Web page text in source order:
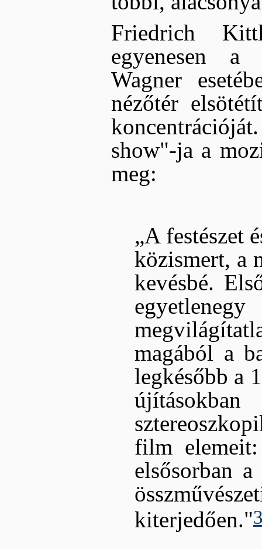
Friedrich
egyenesen a
Wagner
nézőtér
show"-ja a
meg:
„A festészet
közismert, a
kevésbé.
magából a
legkésőbb a
film elemeit:
elsősorban
kiterjedően."